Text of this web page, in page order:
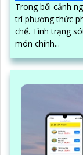
Trong bối cảnh
trì phương thức
chế. Tình trạng
món chính...